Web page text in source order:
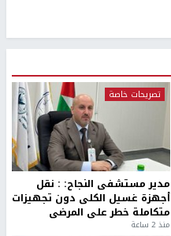
تصريحات خاصة
مدير مستشفى النجاح: : نقل
أجهزة غسيل الكلى دون تجهيزات
متكاملة خطر على المرضى
منذ 2 ساعة